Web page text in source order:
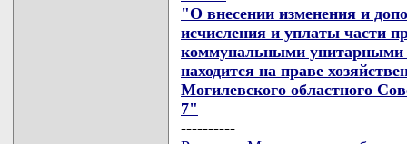
"О внесении изменения и
исчисления и уплаты части
коммунальными унитарными
находится на праве
Могилевского областного
7"
----------